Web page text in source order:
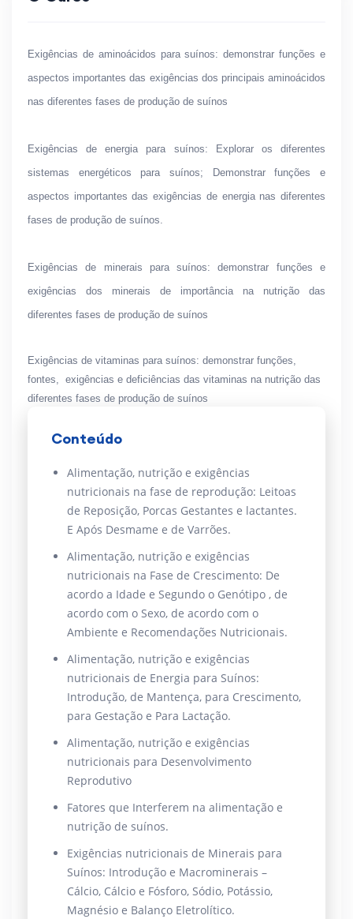
Exigências de aminoácidos para suínos: demonstrar funções e
aspectos importantes das exigências dos principais aminoácidos
nas diferentes fases de produção de suínos
Exigências de energia para suínos: Explorar os diferentes
sistemas energéticos para suínos; Demonstrar funções e
aspectos importantes das exigências de energia nas diferentes
fases de produção de suínos.
Exigências de minerais para suínos: demonstrar funções e
exigências dos minerais de importância na nutrição das
diferentes fases de produção de suínos
Exigências de vitaminas para suínos: demonstrar funções,
fontes, exigências e deficiências das vitaminas na nutrição das
diferentes fases de produção de suínos
Conteúdo
Alimentação, nutrição e exigências
nutricionais na fase de reprodução: Leitoas
de Reposição, Porcas Gestantes e lactantes.
E Após Desmame e de Varrões.
Alimentação, nutrição e exigências
nutricionais na Fase de Crescimento: De
acordo a Idade e Segundo o Genótipo , de
acordo com o Sexo, de acordo com o
Ambiente e Recomendações Nutricionais.
Alimentação, nutrição e exigências
nutricionais de Energia para Suínos:
Introdução, de Mantença, para Crescimento,
para Gestação e Para Lactação.
Alimentação, nutrição e exigências
nutricionais para Desenvolvimento
Reprodutivo
Fatores que Interferem na alimentação e
nutrição de suínos.
Exigências nutricionais de Minerais para
Suínos: Introdução e Macrominerais –
Cálcio, Cálcio e Fósforo, Sódio, Potássio,
Magnésio e Balanço Eletrolítico.